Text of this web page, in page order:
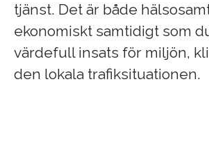
tjänst. Det är både
ekonomiskt samtidigt som
värdefull insats för miljön,
den lokala trafiksituationen.